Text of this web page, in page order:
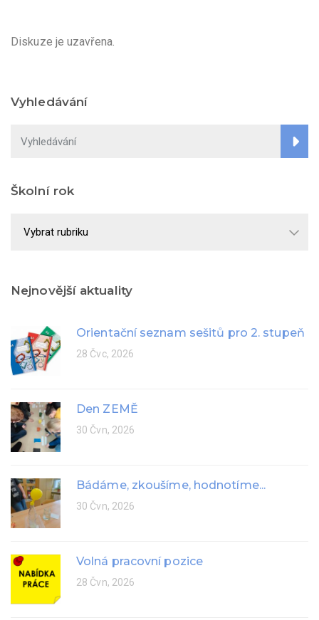
Diskuze je uzavřena.
Vyhledávání
Školní rok
rok
Nejnovější aktuality
Orientační seznam sešitů pro 2. stupeň
28 Čvc, 2026
Den ZEMĚ
30 Čvn, 2026
Bádáme, zkoušíme, hodnotíme...
30 Čvn, 2026
Volná pracovní pozice
28 Čvn, 2026